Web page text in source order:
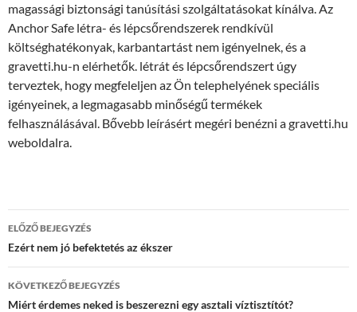
magassági biztonsági tanúsítási szolgáltatásokat kínálva. Az
Anchor Safe létra- és lépcsőrendszerek rendkívül
költséghatékonyak, karbantartást nem igényelnek, és a
gravetti.hu-n elérhetők. létrát és lépcsőrendszert úgy
terveztek, hogy megfeleljen az Ön telephelyének speciális
igényeinek, a legmagasabb minőségű termékek
felhasználásával. Bővebb leírásért megéri benézni a gravetti.hu
weboldalra.
Bejegyzés
navigáció
ELŐZŐ BEJEGYZÉS
Ezért nem jó befektetés az ékszer
KÖVETKEZŐ BEJEGYZÉS
Miért érdemes neked is beszerezni egy asztali víztisztítót?